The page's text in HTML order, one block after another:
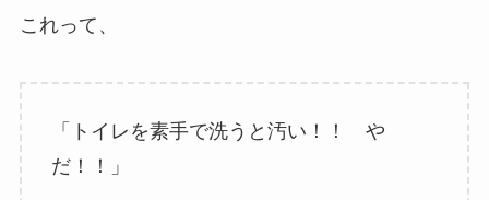
これって、
「トイレを素手で洗うと汚い！！ や
だ！！」